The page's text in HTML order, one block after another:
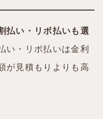
払い・リボ払いも選
い・リボ払いは金利
が 見積もり よりも高